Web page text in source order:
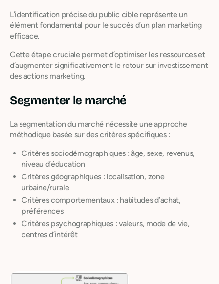
L’identification précise du public cible représente un
élément fondamental pour le succès d’un plan marketing
efficace.
Cette étape cruciale permet d’optimiser les ressources et
d’augmenter significativement le retour sur investissement
des actions marketing.
Segmenter le marché
La segmentation du marché nécessite une approche
méthodique basée sur des critères spécifiques :
Critères sociodémographiques : âge, sexe, revenus,
niveau d’éducation
Critères géographiques : localisation, zone
urbaine/rurale
Critères comportementaux : habitudes d’achat,
préférences
Critères psychographiques : valeurs, mode de vie,
centres d’intérêt